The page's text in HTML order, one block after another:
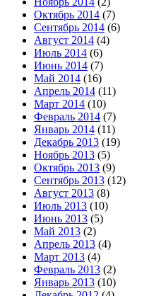
Октябрь 2014 (7)
Сентябрь 2014 (6)
Август 2014 (4)
Июль 2014 (6)
Июнь 2014 (7)
Май 2014 (16)
Апрель 2014 (11)
Март 2014 (10)
Февраль 2014 (7)
Январь 2014 (11)
Декабрь 2013 (19)
Ноябрь 2013 (5)
Октябрь 2013 (9)
Сентябрь 2013 (12)
Август 2013 (8)
Июль 2013 (10)
Июнь 2013 (5)
Май 2013 (2)
Апрель 2013 (4)
Март 2013 (4)
Февраль 2013 (2)
Январь 2013 (10)